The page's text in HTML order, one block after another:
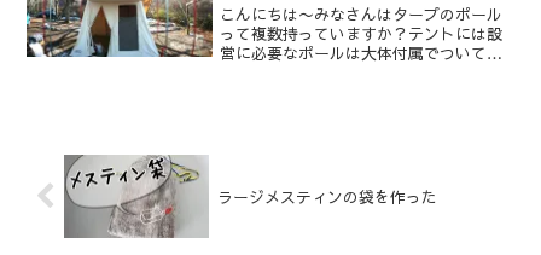
こんにちは〜みなさんはタープのポール
って複数持っていますか？テントには設
営に必要なポールは大体付属でついてき
ラージメスティンの袋を作った